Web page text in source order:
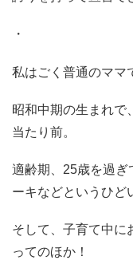
・
私はごく普通のママ
昭和中期の生まれで
当たり前。
適齢期、25歳を過ぎ
ーキなどというひど
そして、子育て中に
ってのほか！